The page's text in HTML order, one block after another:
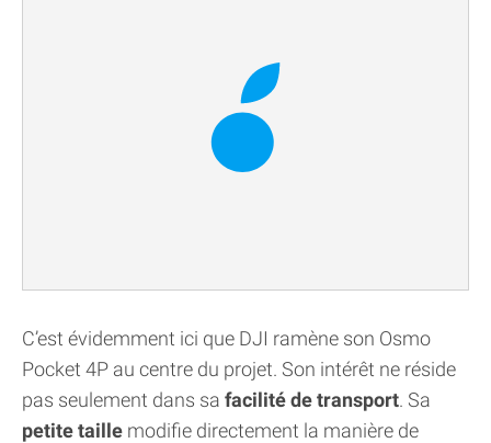
C’est évidemment ici que DJI ramène son Osmo
Pocket 4P au centre du projet. Son intérêt ne réside
pas seulement dans sa facilité de transport. Sa
petite taille modifie directement la manière de